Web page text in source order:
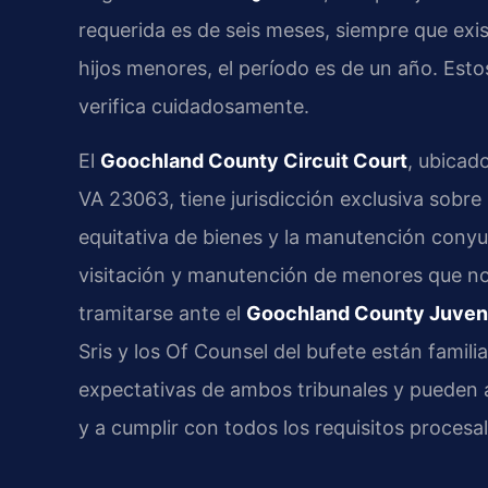
requerida es de seis meses, siempre que
hijos menores, el período es de un año.
verifica cuidadosamente.
El Goochland County Circuit Court,
VA 23063, tiene jurisdicción exclusiva
equitativa de bienes y la manutención
visitación y manutención de menores que
tramitarse ante el Goochland County
Sris y los Of Counsel del bufete están
expectativas de ambos tribunales y
y a cumplir con todos los requisitos